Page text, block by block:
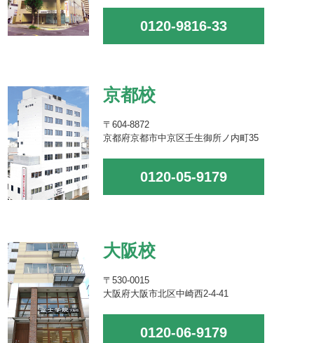
0120-9816-33
京都校
〒604-8872
京都府京都市中京区壬生御所ノ内町35
0120-05-9179
大阪校
〒530-0015
大阪府大阪市北区中崎西2-4-41
0120-06-9179